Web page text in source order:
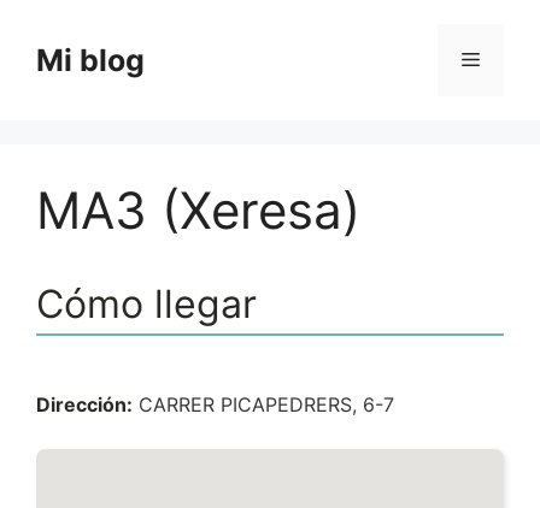
contenido
Mi blog Menú
MA3 (Xeresa)
Cómo llegar
Dirección: CARRER PICAPEDRERS, 6-7